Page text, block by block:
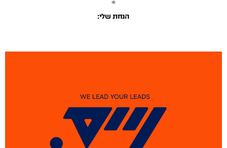
הנחת שלי: